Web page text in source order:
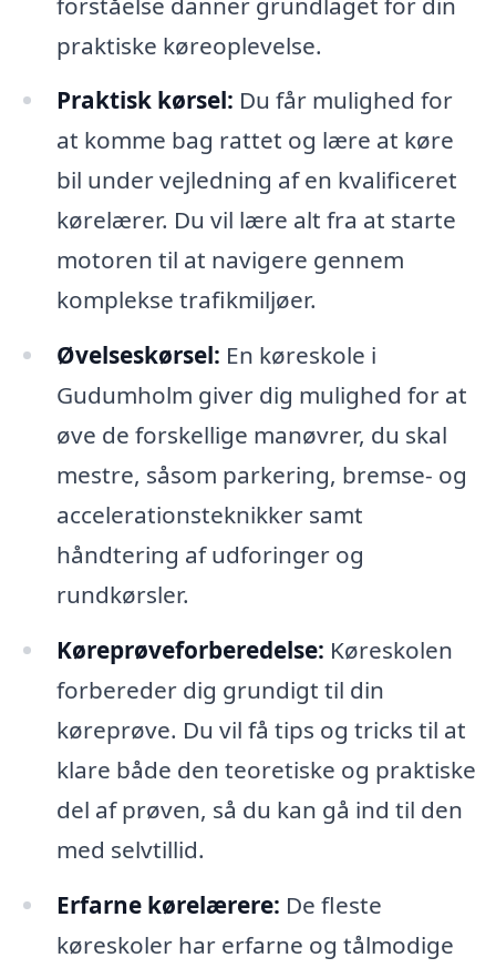
praktiske køreoplevelse.
Praktisk kørsel: Du får mulighed for
at komme bag rattet og lære at køre
bil under vejledning af en kvalificeret
kørelærer. Du vil lære alt fra at starte
motoren til at navigere gennem
komplekse trafikmiljøer.
Øvelseskørsel: En køreskole i
Gudumholm giver dig mulighed for at
øve de forskellige manøvrer, du skal
mestre, såsom parkering, bremse- og
accelerationsteknikker samt
håndtering af udforinger og
rundkørsler.
Køreprøveforberedelse: Køreskolen
forbereder dig grundigt til din
køreprøve. Du vil få tips og tricks til at
klare både den teoretiske og praktiske
del af prøven, så du kan gå ind til den
med selvtillid.
Erfarne kørelærere: De fleste
køreskoler har erfarne og tålmodige